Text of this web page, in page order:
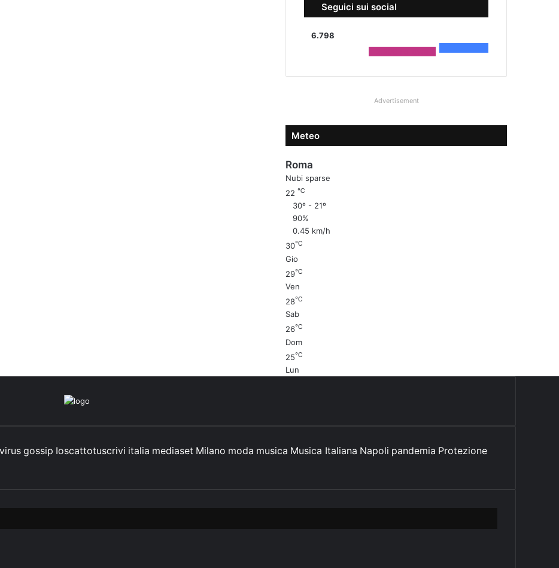
Seguici sui social
6.798
Advertisement
Meteo
Roma
Nubi sparse
22℃
30º - 21º
90%
0.45 km/h
30℃
Gio
29℃
Ven
28℃
Sab
26℃
Dom
25℃
Lun
gossip Ioscattotuscrivi italia mediaset Milano moda musica Musica Italiana Napoli pandemia Protezione